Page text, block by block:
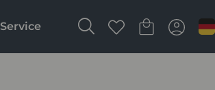
Service